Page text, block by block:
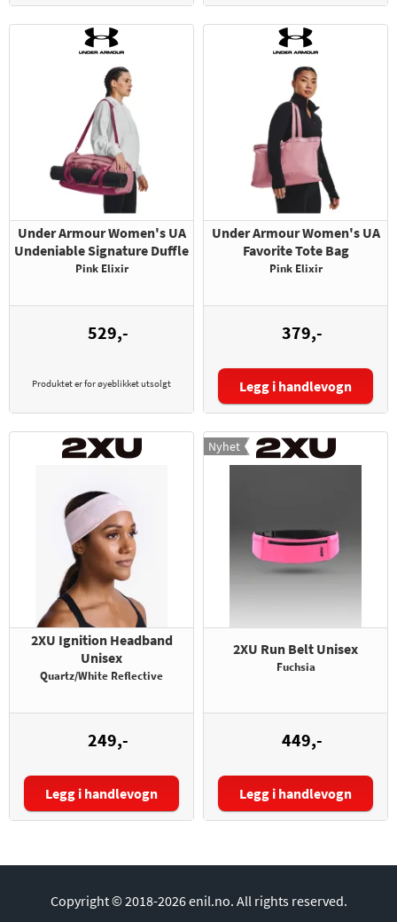
Under Armour Women's UA
Undeniable Signature Duffle
Pink Elixir
529,-
Produktet er for øyeblikket utsolgt
Under Armour Women's UA
Favorite Tote Bag
Pink Elixir
379,-
Legg i handlevogn
2XU Ignition Headband
Unisex
Quartz/White Reflective
249,-
Legg i handlevogn
Nyhet
2XU Run Belt Unisex
Fuchsia
449,-
Legg i handlevogn
Copyright © 2018-2026 enil.no. All rights reserved.